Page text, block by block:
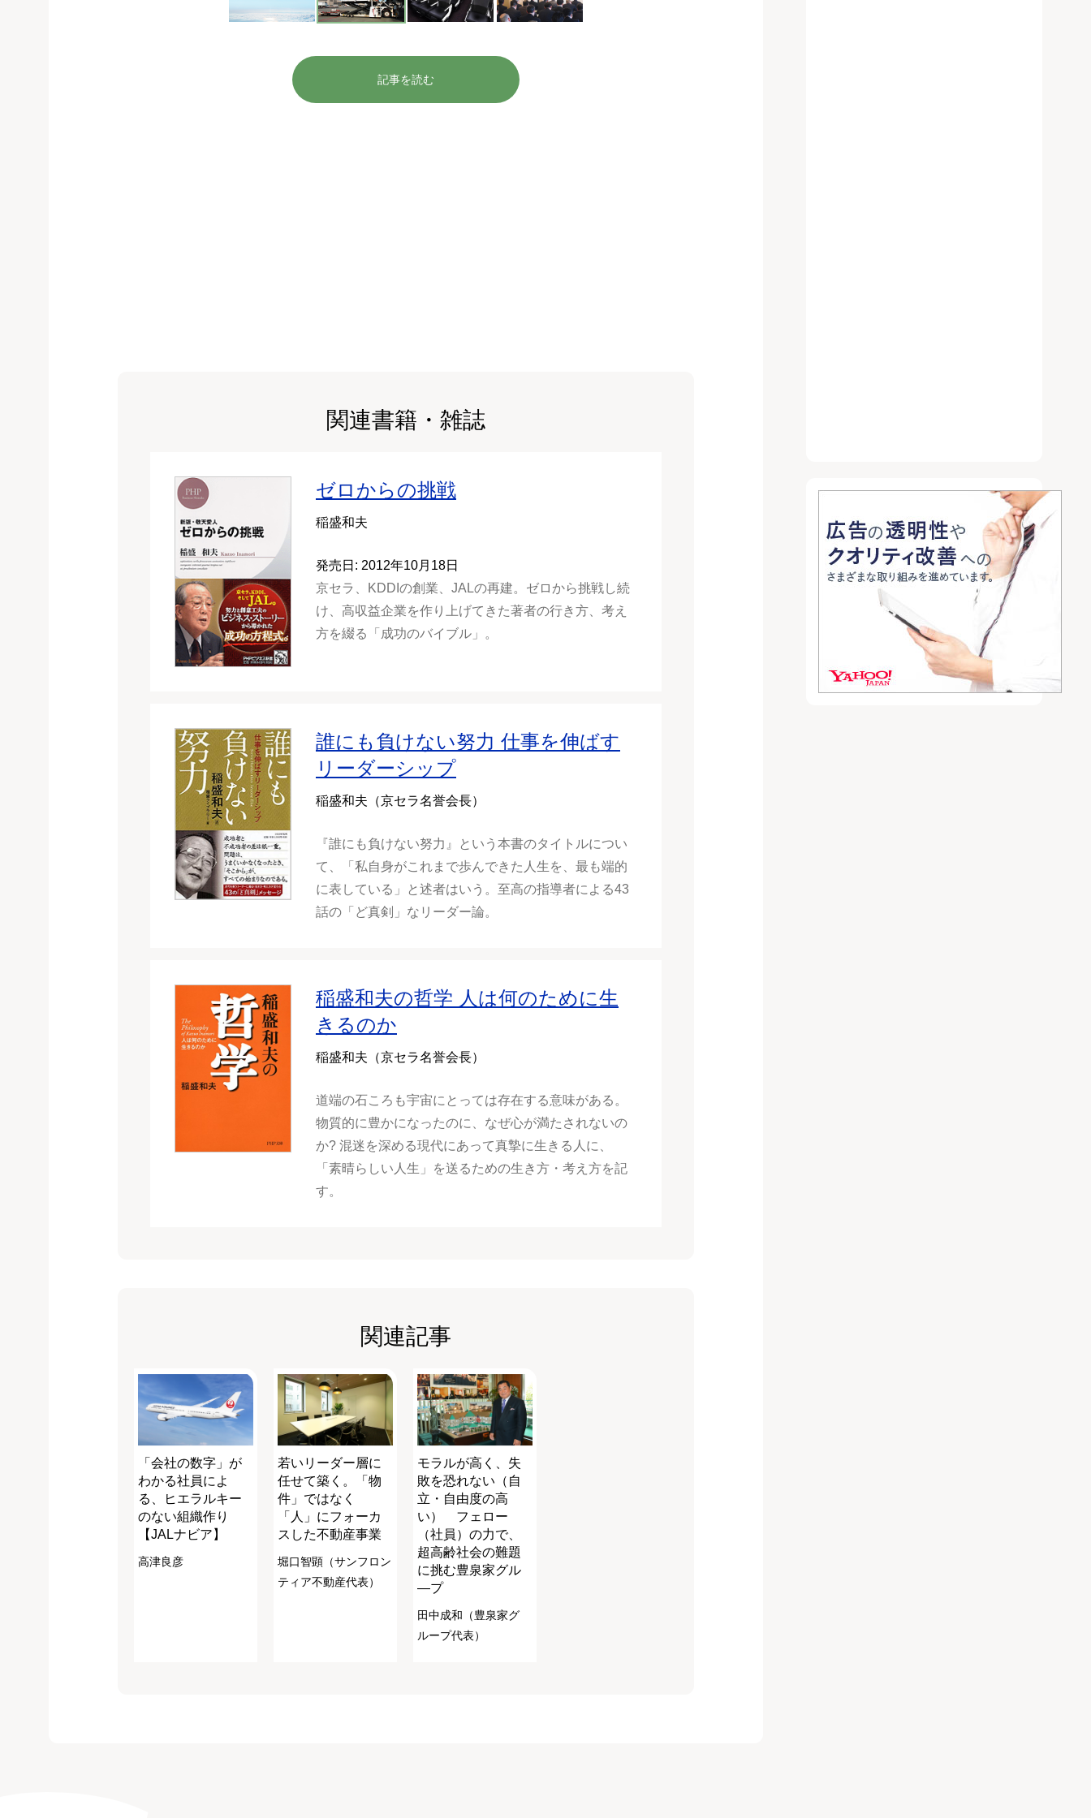
記事を読む
関連書籍・雑誌
ゼロからの挑戦
稲盛和夫
発売日: 2012年10月18日
京セラ、KDDIの創業、JALの再建。ゼロから挑戦し続
け、高収益企業を作り上げてきた著者の行き方、考え
方を綴る「成功のバイブル」。
誰にも負けない努力 仕事を伸ばす
リーダーシップ
稲盛和夫（京セラ名誉会長）
『誰にも負けない努力』という本書のタイトルについ
て、「私自身がこれまで歩んできた人生を、最も端的
に表している」と述者はいう。至高の指導者による43
話の「ど真剣」なリーダー論。
稲盛和夫の哲学 人は何のために生
きるのか
稲盛和夫（京セラ名誉会長）
道端の石ころも宇宙にとっては存在する意味がある。
物質的に豊かになったのに、なぜ心が満たされないの
か? 混迷を深める現代にあって真摯に生きる人に、
「素晴らしい人生」を送るための生き方・考え方を記
す。
関連記事
「会社の数字」が
わかる社員によ
る、ヒエラルキー
のない組織作り
【JALナビア】
高津良彦
若いリーダー層に
任せて築く。「物
件」ではなく
「人」にフォーカ
スした不動産事業
堀口智顕（サンフロン
ティア不動産代表）
モラルが高く、失
敗を恐れない（自
立・自由度の高
い） フェロー
（社員）の力で、
超高齢社会の難題
に挑む豊泉家グル
―プ
田中成和（豊泉家グ
ループ代表）